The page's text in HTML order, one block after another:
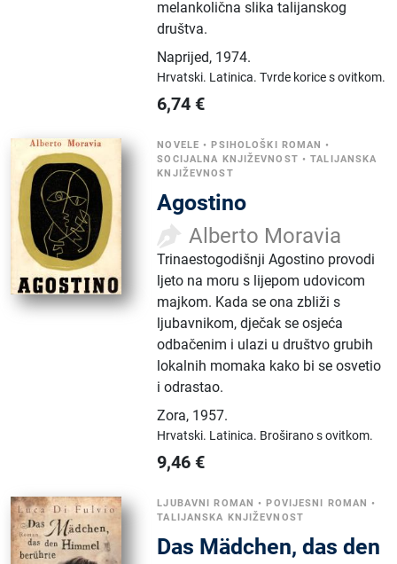
melankolična slika talijanskog
društva.
Naprijed, 1974.
Hrvatski. Latinica.Tvrde korice s ovitkom.
6,74 €
NOVELE •PSIHOLOŠKI ROMAN •
SOCIJALNA KNJIŽEVNOST •TALIJANSKA
KNJIŽEVNOST
Agostino
Alberto Moravia
Trinaestogodišnji Agostino provodi
ljeto na moru s lijepom udovicom
majkom. Kada se ona zbliži s
ljubavnikom, dječak se osjeća
odbačenim i ulazi u društvo grubih
lokalnih momaka kako bi se osvetio
i odrastao.
Zora, 1957.
Hrvatski. Latinica. Broširano s ovitkom.
9,46 €
LJUBAVNI ROMAN •POVIJESNI ROMAN •
TALIJANSKA KNJIŽEVNOST
Das Mädchen, das den